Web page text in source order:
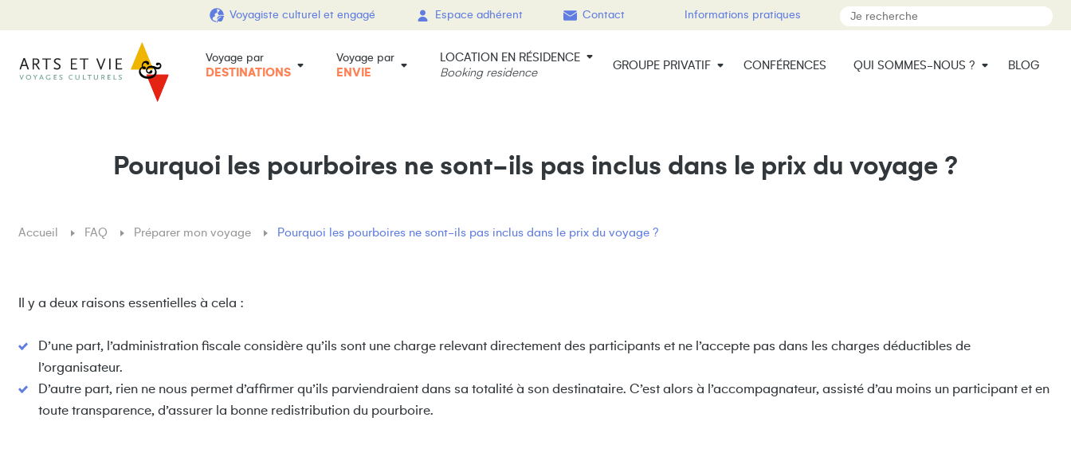
Voyagiste culturel et engagé Espace adhérent Contact Informations pratiques
Voyage par
DESTINATIONS
Voyage par
ENVIE
LOCATION EN RÉSIDENCE
Booking residence
GROUPE PRIVATIF CONFÉRENCES QUI SOMMES-NOUS ? BLOG
Pourquoi les pourboires ne sont-ils pas inclus dans le prix du voyage ?
Accueil FAQ Préparer mon voyage Pourquoi les pourboires ne sont-ils pas inclus dans le prix du voyage ?
Il y a deux raisons essentielles à cela :
D’une part, l’administration fiscale considère qu’ils sont une charge relevant directement des participants et ne l’accepte pas dans les charges déductibles de
l’organisateur.
D’autre part, rien ne nous permet d’affirmer qu’ils parviendraient dans sa totalité à son destinataire. C’est alors à l’accompagnateur, assisté d’au moins un participant et en
toute transparence, d’assurer la bonne redistribution du pourboire.